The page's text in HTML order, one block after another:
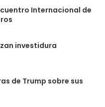
Internacional de
investidura
de Trump sobre sus